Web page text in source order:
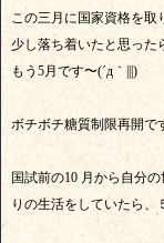
この三月に国家資格を取
少し落ち着いたと思った
もう5月です〜(´д｀|||)
ボチボチ糖質制限再開で
国試前の10 月から自分
りの生活をしていたら